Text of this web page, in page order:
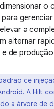
o
gerenciar
a
alternar
de produção.
de
A Hilt
a árvore de